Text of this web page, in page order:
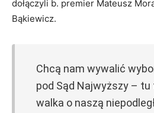
dołączyli b. premier Mateusz
Bąkiewicz.
Chcą nam wywalić
pod Sąd Najwyższy –
walka o naszą